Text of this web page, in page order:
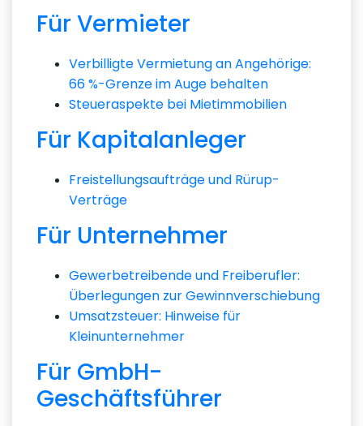
Für Vermieter
Verbilligte Vermietung an Angehörige:
66 %-Grenze im Auge behalten
Steueraspekte bei Mietimmobilien
Für Kapitalanleger
Freistellungsaufträge und Rürup-
Verträge
Für Unternehmer
Gewerbetreibende und Freiberufler:
Überlegungen zur Gewinnverschiebung
Umsatzsteuer: Hinweise für
Kleinunternehmer
Für GmbH-
Geschäftsführer